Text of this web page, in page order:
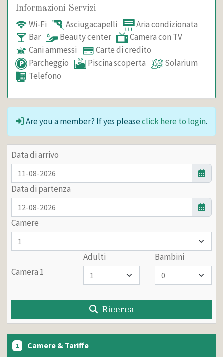
Informazioni Servizi
Wi-Fi Asciugacapelli
Aria condizionata
Bar
Beauty center
Camera con TV
Cani ammessi
Carte di credito
Parcheggio
Piscina scoperta
Solarium
Telefono
Are you a member? If yes pleaseclick here to login.
Data di arrivo
Data di partenza
Camere
Camera 1
Adulti Bambini
Ricerca
1 Camere & Tariffe